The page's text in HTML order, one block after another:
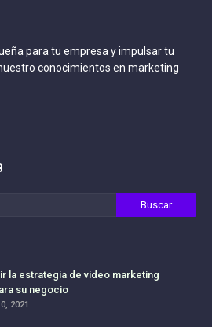
para tu empresa y impulsar tu
conocimientos en marketing
la estrategia de video marketing
su negocio
2021